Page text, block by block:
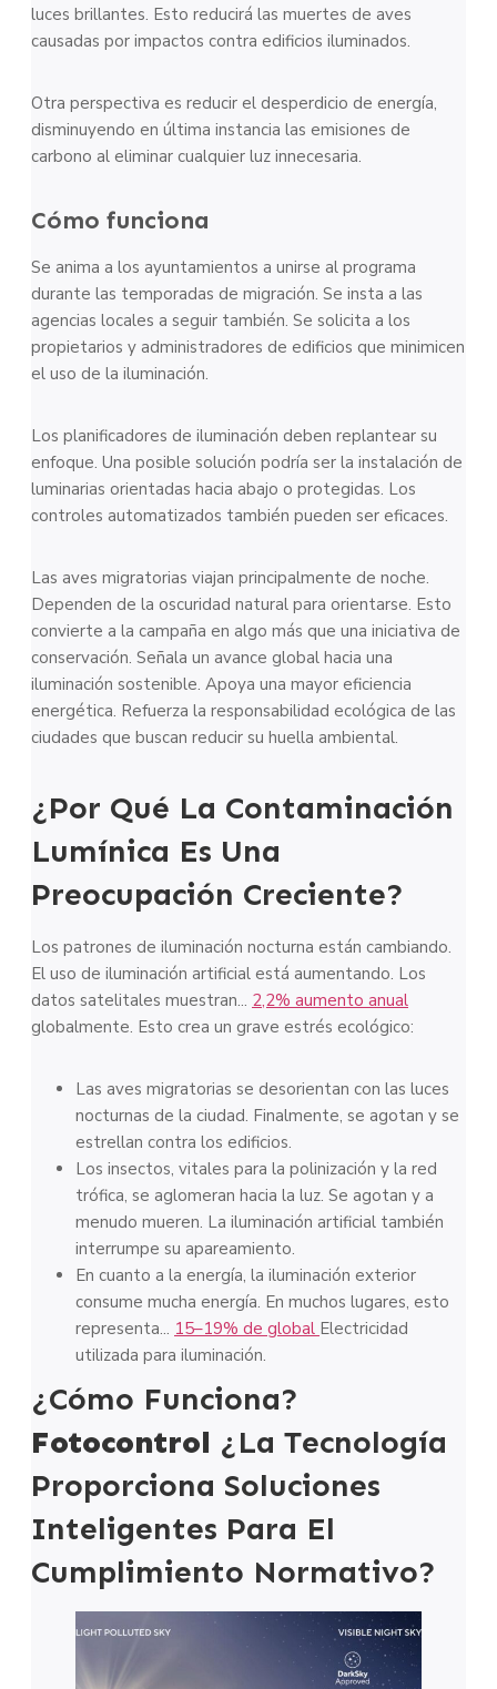
luces brillantes. Esto reducirá las muertes de aves
causadas por impactos contra edificios iluminados.
Otra perspectiva es reducir el desperdicio de energía,
disminuyendo en última instancia las emisiones de
carbono al eliminar cualquier luz innecesaria.
Cómo funciona
Se anima a los ayuntamientos a unirse al programa
durante las temporadas de migración. Se insta a las
agencias locales a seguir también. Se solicita a los
propietarios y administradores de edificios que minimicen
el uso de la iluminación.
Los planificadores de iluminación deben replantear su
enfoque. Una posible solución podría ser la instalación de
luminarias orientadas hacia abajo o protegidas. Los
controles automatizados también pueden ser eficaces.
Las aves migratorias viajan principalmente de noche.
Dependen de la oscuridad natural para orientarse. Esto
convierte a la campaña en algo más que una iniciativa de
conservación. Señala un avance global hacia una
iluminación sostenible. Apoya una mayor eficiencia
energética. Refuerza la responsabilidad ecológica de las
ciudades que buscan reducir su huella ambiental.
¿Por Qué La Contaminación
Lumínica Es Una
Preocupación Creciente?
Los patrones de iluminación nocturna están cambiando.
El uso de iluminación artificial está aumentando. Los
datos satelitales muestran... 2,2% aumento anual
globalmente. Esto crea un grave estrés ecológico:
Las aves migratorias se desorientan con las luces
nocturnas de la ciudad. Finalmente, se agotan y se
estrellan contra los edificios.
Los insectos, vitales para la polinización y la red
trófica, se aglomeran hacia la luz. Se agotan y a
menudo mueren. La iluminación artificial también
interrumpe su apareamiento.
En cuanto a la energía, la iluminación exterior
consume mucha energía. En muchos lugares, esto
representa... 15–19% de global Electricidad
utilizada para iluminación.
¿Cómo Funciona?
Fotocontrol ¿La Tecnología
Proporciona Soluciones
Inteligentes Para El
Cumplimiento Normativo?